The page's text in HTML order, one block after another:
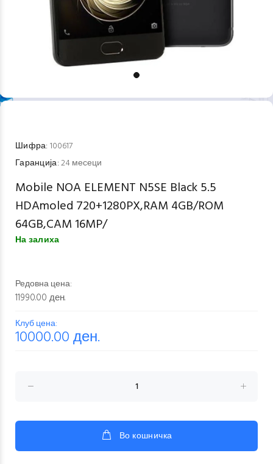
Шифра: 100617
Гаранција:24 месеци
Mobile NOA ELEMENT N5SE Black 5.5
HDAmoled 720+1280PX,RAM 4GB/ROM
64GB,CAM 16MP/
На залиха
Редовна цена:
11990.00 ден.
Клуб цена:
10000.00ден.
Во кошничка